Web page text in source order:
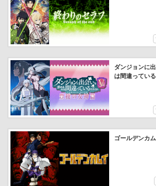
ダンジョンに
は間違ってい
ゴールデンカ